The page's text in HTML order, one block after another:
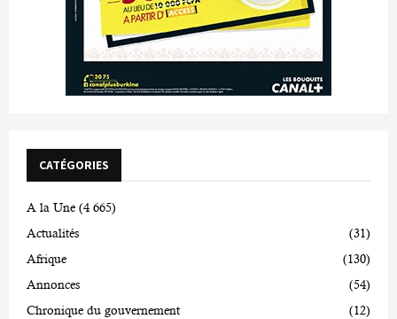
CATÉGORIES
A la Une (4 665)
Actualités
(31)
Afrique
(130)
Annonces
(54)
Chronique du gouvernement
(12)